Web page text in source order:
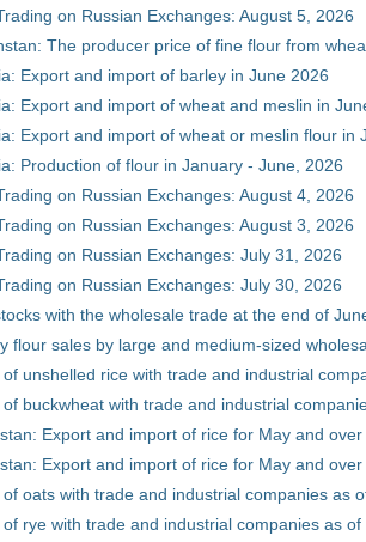
on Russian Exchanges: August 5, 2026
The producer price of fine flour from
Export and import of barley in June 2026
Export and import of wheat and meslin in
Export and import of wheat or meslin flour in
Production of flour in January - June, 2026
on Russian Exchanges: August 4, 2026
on Russian Exchanges: August 3, 2026
on Russian Exchanges: July 31, 2026
on Russian Exchanges: July 30, 2026
with the wholesale trade at the end of
flour sales by large and medium-sized
of unshelled rice with trade and industrial
of buckwheat with trade and industrial
Export and import of rice for May and
Export and import of rice for May and
of oats with trade and industrial companies as
of rye with trade and industrial companies as